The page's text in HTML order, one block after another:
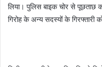
लिया। पुलिस बाइक चोर से पूछताछ
गिरोह के अन्य सदस्यों के गिरफ्तारी